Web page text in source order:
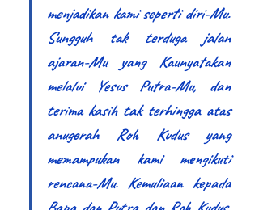
menjadikan kami seperti diri-Mu.
Sungguh tak terduga jalan
ajaran-Mu yang Kaunyatakan
melalui Yesus Putra-Mu, dan
terima kasih tak terhingga atas
anugerah Roh Kudus yang
memampukan kami mengikuti
rencana-Mu. Kemuliaan kepada